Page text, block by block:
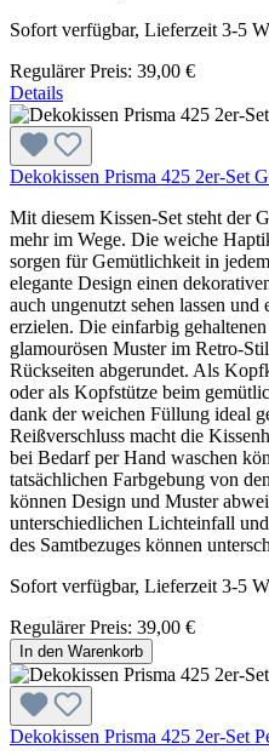
Sofort verfügbar, Lieferzeit 3-5
Regulärer Preis: 39,00 €
Details
Dekokissen Prisma 425 2er-Set
Mit diesem Kissen-Set steht der
mehr im Wege. Die weiche
sorgen für Gemütlichkeit in
elegante Design einen
auch ungenutzt sehen lassen
erzielen. Die einfarbig
glamourösen Muster im Retro-
Rückseiten abgerundet. Als
oder als Kopfstütze beim
dank der weichen Füllung ideal
Reißverschluss macht die
bei Bedarf per Hand waschen
tatsächlichen Farbgebung von
können Design und Muster
unterschiedlichen Lichteinfall
des Samtbezuges können
Sofort verfügbar, Lieferzeit 3-5
Regulärer Preis: 39,00 €
In den Warenkorb
Dekokissen Prisma 425 2er-Set